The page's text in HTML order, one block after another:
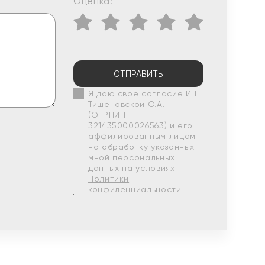
ОТПРАВИТЬ
Я даю свое согласие ИП
Тишеновской О.А.
(ОГРНИП
321435000026563) и его
аффилированным лицам
на обработку указанных
мной персональных
данных на условиях
Политики
конфиденциальности